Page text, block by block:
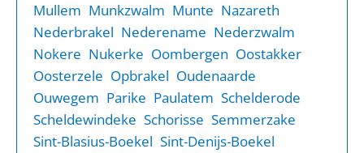
Mullem Munkzwalm Munte Nazareth
Nederbrakel Nederename Nederzwalm
Nokere Nukerke Oombergen Oostakker
Oosterzele Opbrakel Oudenaarde
Ouwegem Parike Paulatem Schelderode
Scheldewindeke Schorisse Semmerzake
Sint-Blasius-Boekel Sint-Denijs-Boekel